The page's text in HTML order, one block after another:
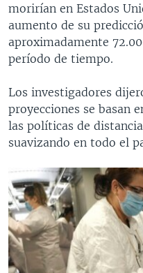
morirían en Estados
aumento de su
aproximadamente
período de tiempo.
Los investigadores
proyecciones se basan
las políticas de
suavizando en todo el